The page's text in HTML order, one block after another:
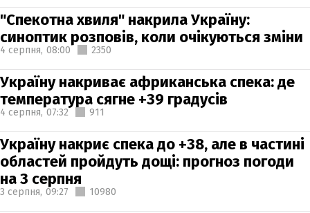
"Спекотна хвиля" накрила Україну:
синоптик розповів, коли очікуються зміни
4 серпня, 08:00 2350
Україну накриває африканська спека: де
температура сягне +39 градусів
4 серпня, 07:32 911
Україну накриє спека до +38, але в частині
областей пройдуть дощі: прогноз погоди
на 3 серпня
3 серпня, 09:27 10980